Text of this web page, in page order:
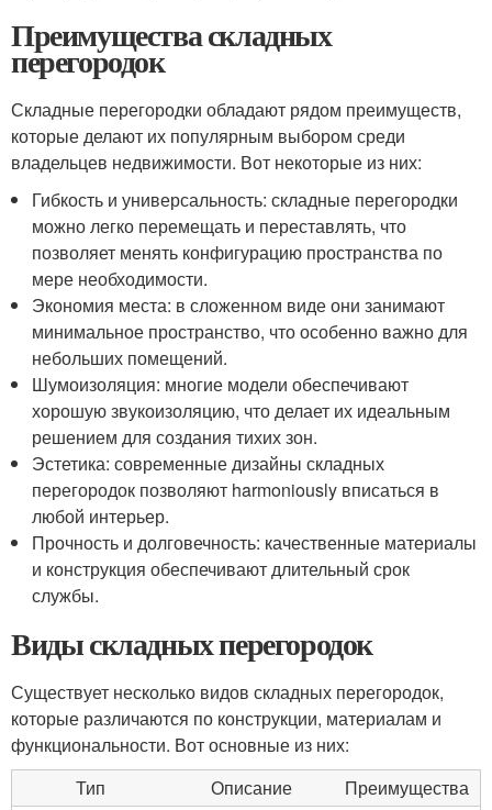
Преимущества складных
перегородок
Складные перегородки обладают рядом преимуществ,
которые делают их популярным выбором среди
владельцев недвижимости. Вот некоторые из них:
Гибкость и универсальность: складные перегородки
можно легко перемещать и переставлять, что
позволяет менять конфигурацию пространства по
мере необходимости.
Экономия места: в сложенном виде они занимают
минимальное пространство, что особенно важно для
небольших помещений.
Шумоизоляция: многие модели обеспечивают
хорошую звукоизоляцию, что делает их идеальным
решением для создания тихих зон.
Эстетика: современные дизайны складных
перегородок позволяют harmoniously вписаться в
любой интерьер.
Прочность и долговечность: качественные материалы
и конструкция обеспечивают длительный срок
службы.
Виды складных перегородок
Существует несколько видов складных перегородок,
которые различаются по конструкции, материалам и
функциональности. Вот основные из них:
Тип
Описание Преимущества